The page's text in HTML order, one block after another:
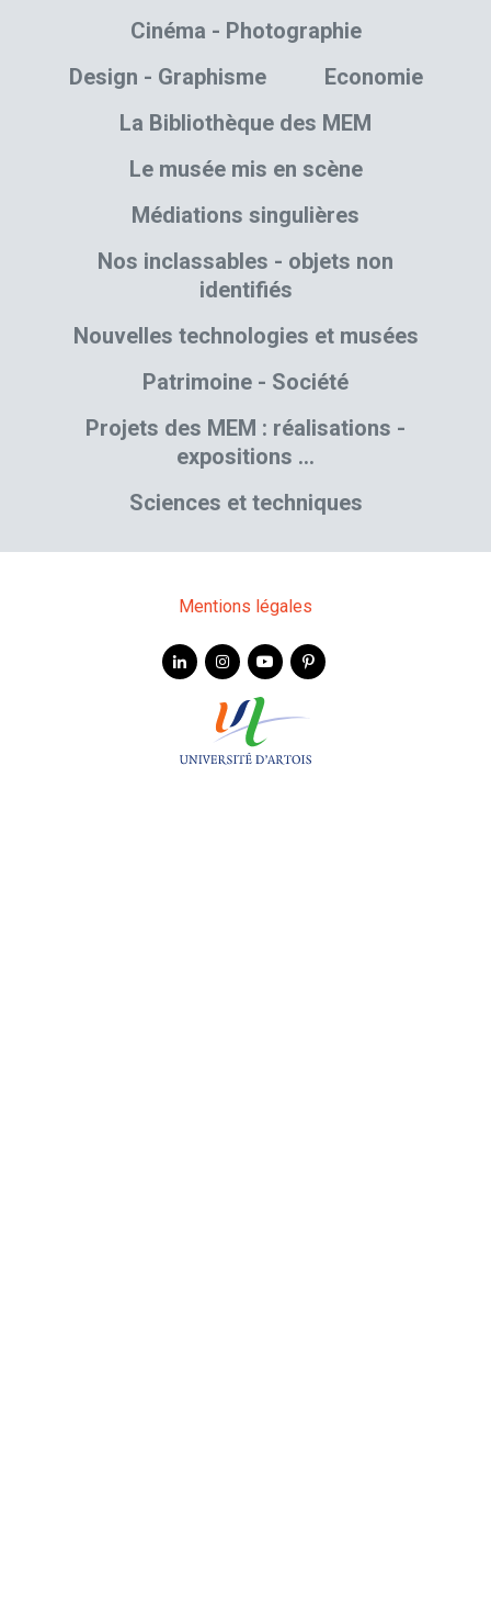
Cinéma - Photographie
Design - Graphisme
Economie
La Bibliothèque des MEM
Le musée mis en scène
Médiations singulières
Nos inclassables - objets non
identifiés
Nouvelles technologies et musées
Patrimoine - Société
Projets des MEM : réalisations -
expositions …
Sciences et techniques
Mentions légales